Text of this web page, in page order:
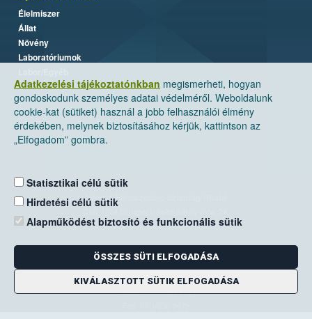
Adatkezelési tájékoztatónkban megismerheti, hogyan
gondoskodunk személyes adatai védelméről. Weboldalunk
cookie-kat (sütiket) használ a jobb felhasználói élmény
érdekében, melynek biztosításához kérjük, kattintson az
„Elfogadom” gombra.
Statisztikai célú sütik
Hirdetési célú sütik
Alapműködést biztosító és funkcionális sütik
ÖSSZES SÜTI ELFOGADÁSA
KIVÁLASZTOTT SÜTIK ELFOGADÁSA
Élelmiszer
Állat
Növény
Laboratóriumok
Nemzeti Élelmiszerlánc-biztonsági Hivatal
Levelezési cím: 1525 Budapest. Pf. 30.
E-mail:ugyfelszolgalat@nebih.gov.hu
Zöld szám: 06-80/263-244
Telefon: 06-1/ 336-9000